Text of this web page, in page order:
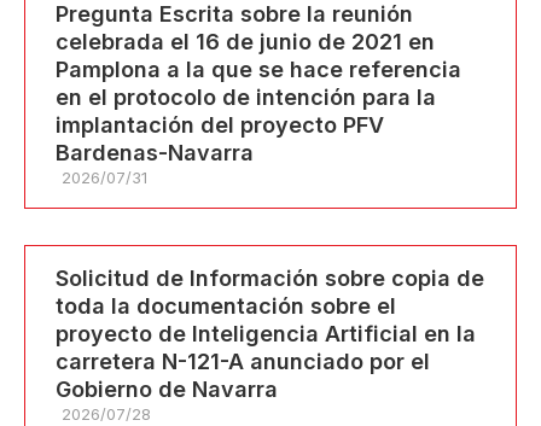
Pregunta Escrita sobre la reunión
celebrada el 16 de junio de 2021 en
Pamplona a la que se hace referencia
en el protocolo de intención para la
implantación del proyecto PFV
Bardenas-Navarra
2026/07/31
Solicitud de Información sobre copia de
toda la documentación sobre el
proyecto de Inteligencia Artificial en la
carretera N-121-A anunciado por el
Gobierno de Navarra
2026/07/28